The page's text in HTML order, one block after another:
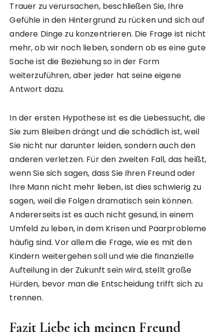
Trauer zu verursachen, beschließen Sie, Ihre
Gefühle in den Hintergrund zu rücken und sich auf
andere Dinge zu konzentrieren. Die Frage ist nicht
mehr, ob wir noch lieben, sondern ob es eine gute
Sache ist die Beziehung so in der Form
weiterzuführen, aber jeder hat seine eigene
Antwort dazu.
In der ersten Hypothese ist es die Liebessucht, die
Sie zum Bleiben drängt und die schädlich ist, weil
Sie nicht nur darunter leiden, sondern auch den
anderen verletzen. Für den zweiten Fall, das heißt,
wenn Sie sich sagen, dass Sie Ihren Freund oder
Ihre Mann nicht mehr lieben, ist dies schwierig zu
sagen, weil die Folgen dramatisch sein können.
Andererseits ist es auch nicht gesund, in einem
Umfeld zu leben, in dem Krisen und Paarprobleme
häufig sind. Vor allem die Frage, wie es mit den
Kindern weitergehen soll und wie die finanzielle
Aufteilung in der Zukunft sein wird, stellt große
Hürden, bevor man die Entscheidung trifft sich zu
trennen.
Fazit Liebe ich meinen Freund